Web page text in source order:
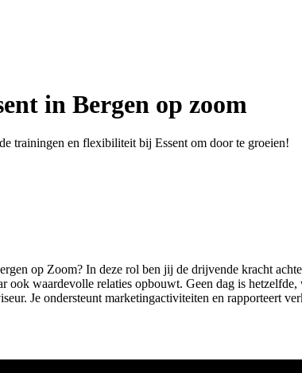
in Bergen op zoom
trainingen en flexibiliteit bij Essent om door te groeien!
op Zoom? In deze rol ben jij de drijvende kracht
ook waardevolle relaties opbouwt. Geen dag is
Je ondersteunt marketingactiviteiten en rapporteert